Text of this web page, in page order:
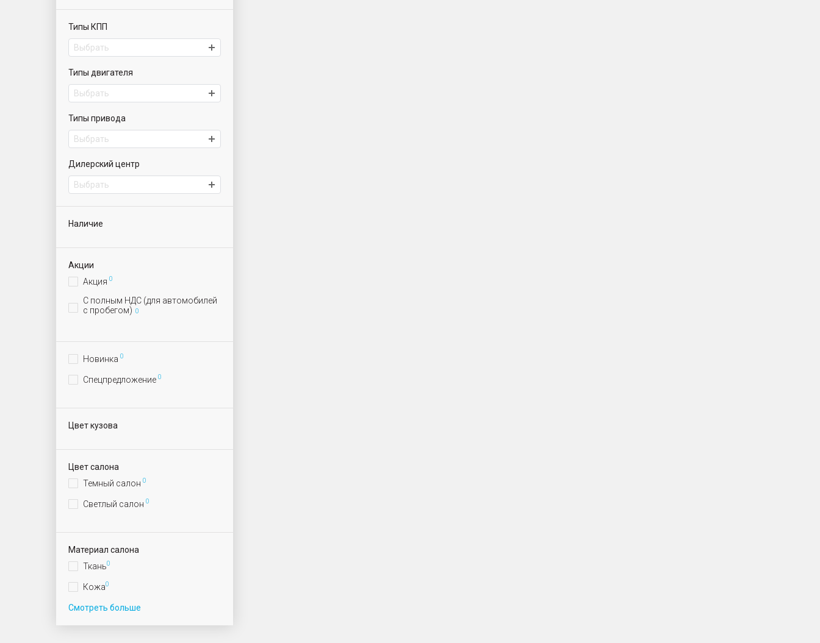
Типы КПП
Выбрать
Типы двигателя
Выбрать
Типы привода
Выбрать
Дилерский центр
Выбрать
Наличие
Акции
Акция 0
С полным НДС (для автомобилей
с пробегом) 0
Новинка 0
Спецпредложение 0
Цвет кузова
Цвет салона
Темный салон 0
Светлый салон 0
Материал салона
Ткань0
Кожа0
Смотреть больше